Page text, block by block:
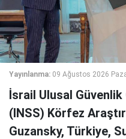
Yayınlanma: 09 Ağustos 2026
İsrail Ulusal Güvenlik
(INSS) Körfez
Guzansky, Türkiye,